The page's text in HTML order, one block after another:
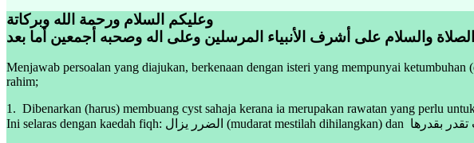
وعليكم السلام ورحمة الله وبركاتة
والسلام على أشرف الأنبياء المرسلين وعلى اله وصحبه أجمعين أما بعد
Menjawab persoalan yang diajukan, berkenaan dengan isteri yang mempunyai
rahim;
1. Dibenarkan (harus) membuang cyst sahaja kerana ia merupakan rawatan yang perlu